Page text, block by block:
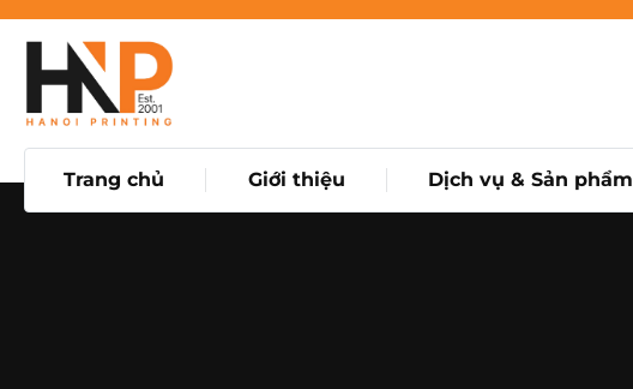
Trang chủ Giới thiệu Dịch vụ & Sản phẩm